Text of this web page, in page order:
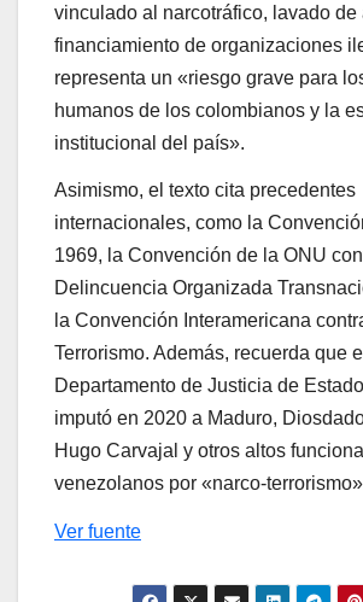
vinculado al narcotráfico, lavado de
financiamiento de organizaciones
representa un «riesgo grave para
humanos de los colombianos y la
institucional del país».
Asimismo, el texto cita precedentes
internacionales, como la
1969, la Convención de la ONU
Delincuencia Organizada
la Convención Interamericana
Terrorismo. Además, recuerda que el
Departamento de Justicia de
imputó en 2020 a Maduro,
Hugo Carvajal y otros altos
venezolanos por «narco-
Ver fuente